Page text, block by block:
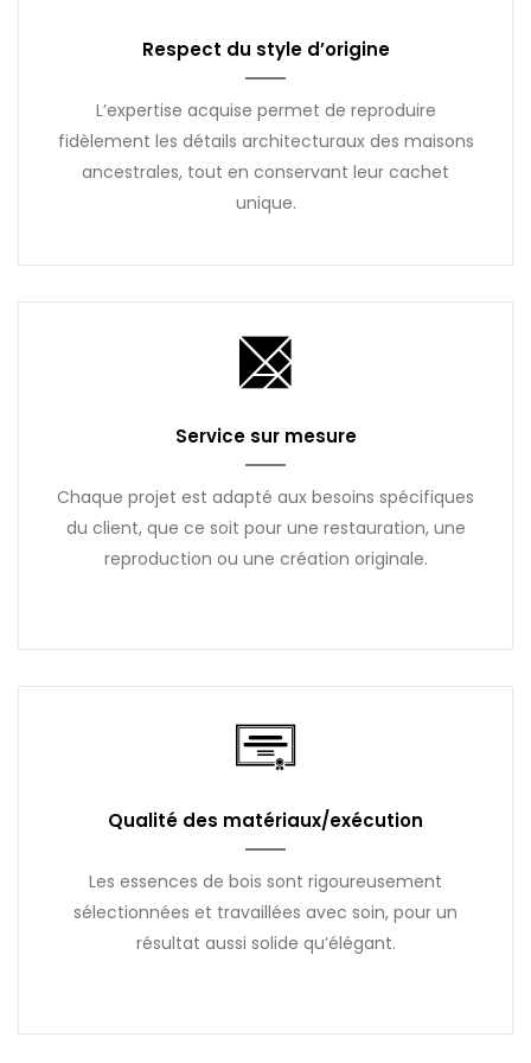
Respect du style d’origine
L’expertise acquise permet de reproduire
fidèlement les détails architecturaux des maisons
ancestrales, tout en conservant leur cachet
unique.
Service sur mesure
Chaque projet est adapté aux besoins spécifiques
du client, que ce soit pour une restauration, une
reproduction ou une création originale.
Qualité des matériaux/exécution
Les essences de bois sont rigoureusement
sélectionnées et travaillées avec soin, pour un
résultat aussi solide qu’élégant.